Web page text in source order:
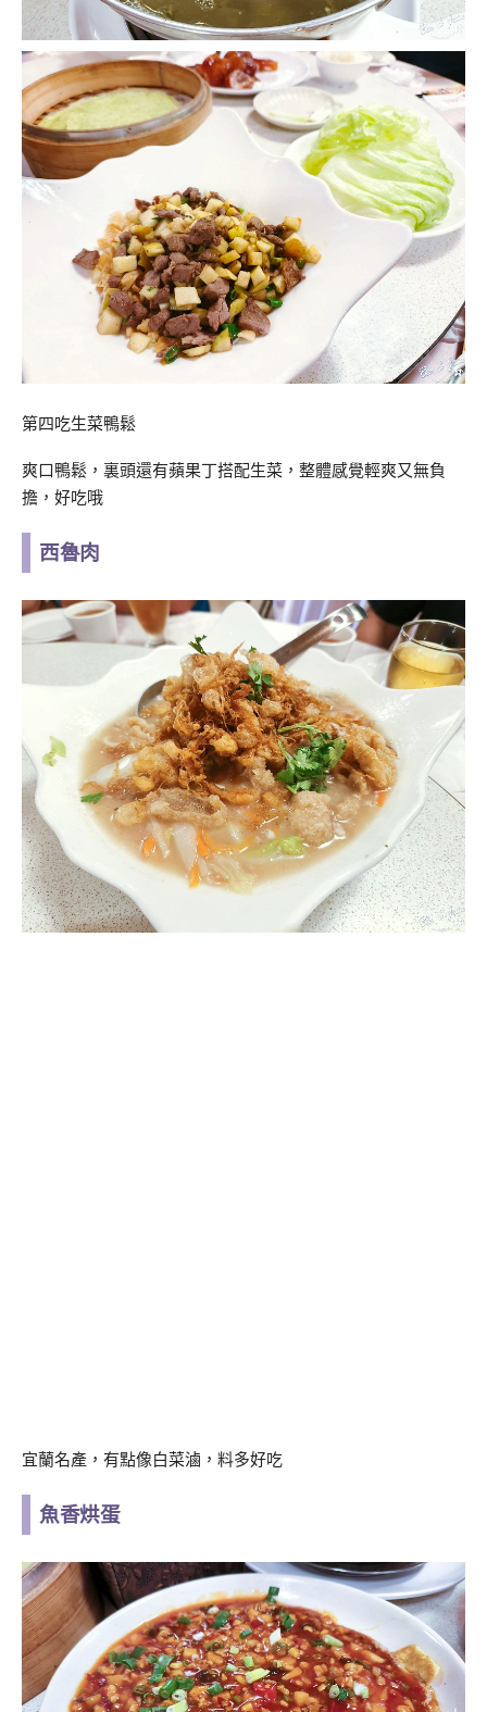
第四吃生菜鴨鬆
爽口鴨鬆，裏頭還有蘋果丁搭配生菜，整體感覺輕爽又無負
擔，好吃哦
西魯肉
宜蘭名產，有點像白菜滷，料多好吃
魚香烘蛋